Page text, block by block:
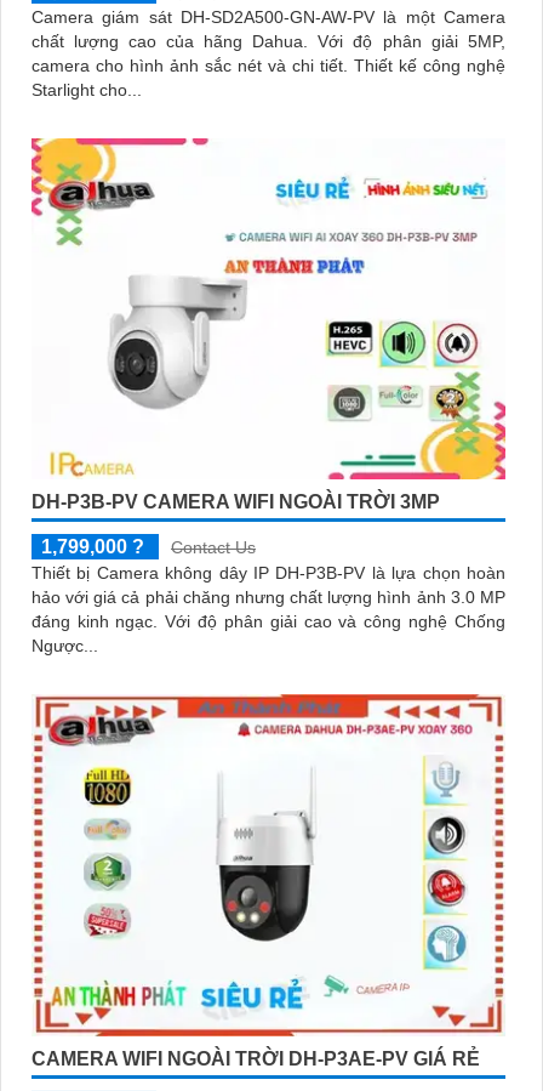
Camera giám sát DH-SD2A500-GN-AW-PV là một Camera
chất lượng cao của hãng Dahua. Với độ phân giải 5MP,
camera cho hình ảnh sắc nét và chi tiết. Thiết kế công nghệ
Starlight cho...
DH-P3B-PV CAMERA WIFI NGOÀI TRỜI 3MP
1,799,000 ?
Contact Us
Thiết bị Camera không dây IP DH-P3B-PV là lựa chọn hoàn
hảo với giá cả phải chăng nhưng chất lượng hình ảnh 3.0 MP
đáng kinh ngạc. Với độ phân giải cao và công nghệ Chống
Ngược...
CAMERA WIFI NGOÀI TRỜI DH-P3AE-PV GIÁ RẺ